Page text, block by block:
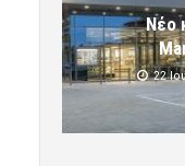
Νέο
22